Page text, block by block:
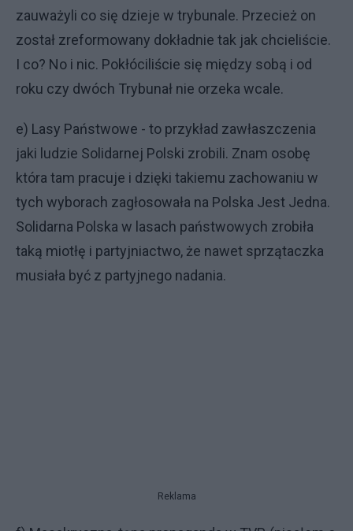
zauważyli co się dzieje w trybunale. Przecież on
został zreformowany dokładnie tak jak chcieliście.
I co? No i nic. Pokłóciliście się między sobą i od
roku czy dwóch Trybunał nie orzeka wcale.
e) Lasy Państwowe - to przykład zawłaszczenia
jaki ludzie Solidarnej Polski zrobili. Znam osobę
która tam pracuje i dzięki takiemu zachowaniu w
tych wyborach zagłosowała na Polska Jest Jedna.
Solidarna Polska w lasach państwowych zrobiła
taką miotłę i partyjniactwo, że nawet sprzątaczka
musiała być z partyjnego nadania.
Reklama